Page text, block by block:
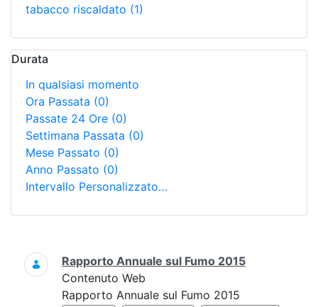
tabacco riscaldato (1)
Durata
In qualsiasi momento
Ora Passata (0)
Passate 24 Ore (0)
Settimana Passata (0)
Mese Passato (0)
Anno Passato (0)
Intervallo Personalizzato…
Ricerca
Rapporto Annuale sul Fumo 2015
Contenuto Web
Rapporto Annuale sul Fumo 2015